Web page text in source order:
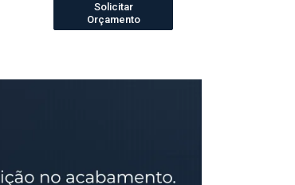
Solicitar
Orçamento